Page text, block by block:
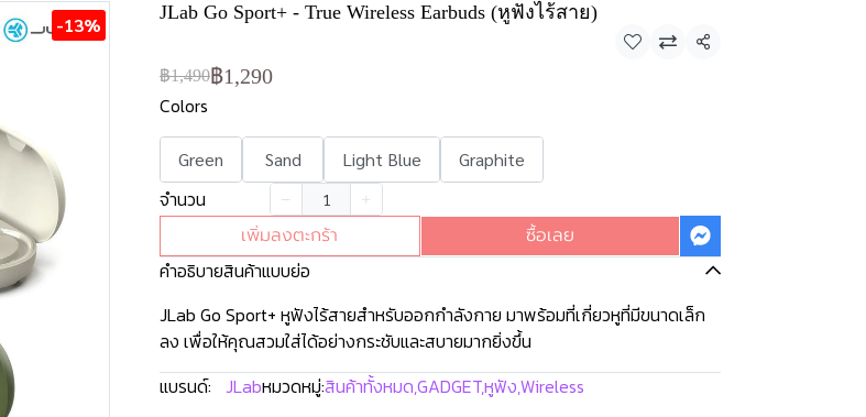
-13%
JLab Go Sport+ - True Wireless Earbuds (หูฟังไร้สาย)
แชร์
฿1,490฿1,290
Colors
Green Sand Light Blue Graphite
จำนวน
เพิ่มลงตะกร้า
ซื้อเลย
คำอธิบายสินค้าแบบย่อ
JLab Go Sport+ หูฟังไร้สายสำหรับออกกำลังกาย มาพร้อมที่เกี่ยวหูที่มีขนาดเล็ก
ลง เพื่อให้คุณสวมใส่ได้อย่างกระชับและสบายมากยิ่งขึ้น
แบรนด์: JLabหมวดหมู่:สินค้าทั้งหมด,GADGET,หูฟัง,Wireless